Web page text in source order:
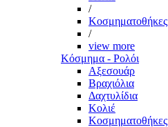
/
Κοσμηματοθήκες
/
view more
Κόσμημα - Ρολόι
Αξεσουάρ
Βραχιόλια
Δαχτυλίδια
Κολιέ
Κοσμηματοθήκες